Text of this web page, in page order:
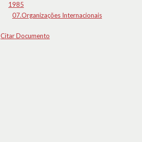
1985
07.Organizações Internacionais
Citar Documento